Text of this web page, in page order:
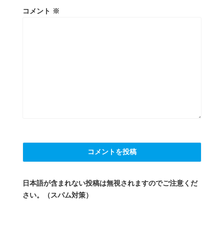
コメント ※
日本語が含まれない投稿は無視されますのでご注意くだ
さい。（スパム対策）